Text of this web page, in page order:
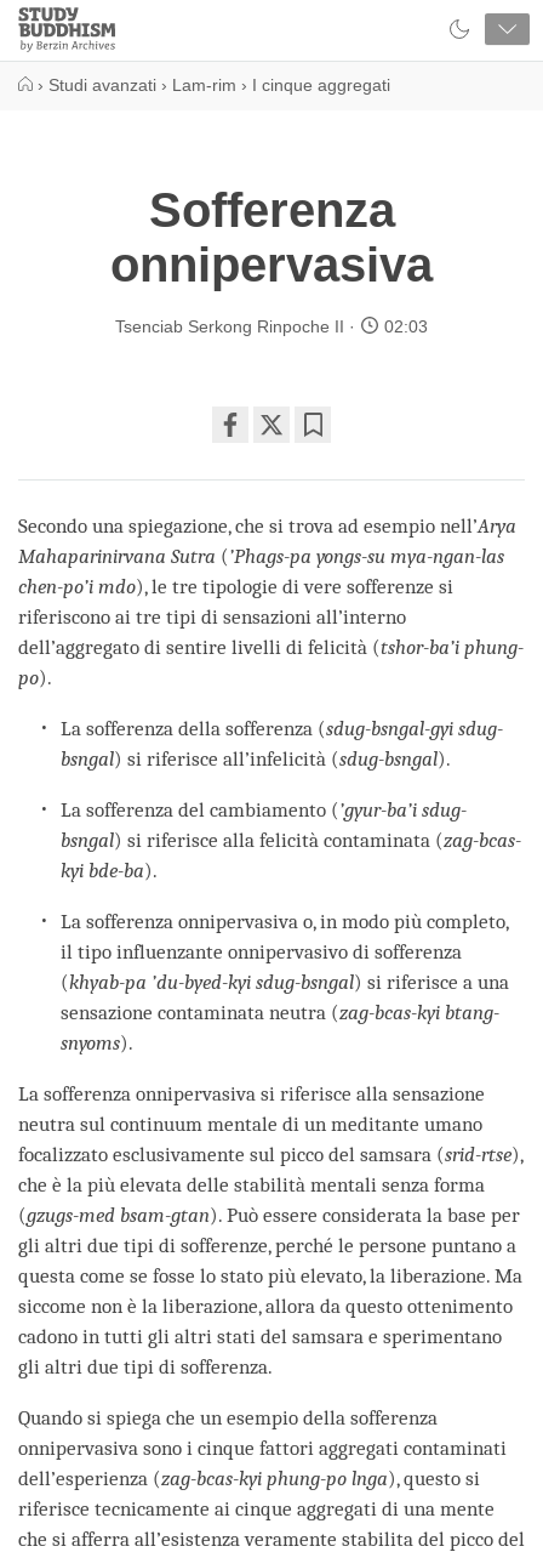
Close
Study
Buddhism
› Studi avanzati › Lam-rim › I cinque aggregati
Sofferenza
onnipervasiva
Tsenciab Serkong Rinpoche II 02:03
on
facebook
Secondo una spiegazione, che si trova ad esempio nell’Arya
Mahaparinirvana Sutra (’Phags-pa yongs-su mya-ngan-las
chen-po’i mdo), le tre tipologie di vere sofferenze si
riferiscono ai tre tipi di sensazioni all’interno
dell’aggregato di sentire livelli di felicità (tshor-ba’i phung-
po).
La sofferenza della sofferenza (sdug-bsngal-gyi sdug-
bsngal) si riferisce all’infelicità (sdug-bsngal).
La sofferenza del cambiamento (’gyur-ba’i sdug-
bsngal) si riferisce alla felicità contaminata (zag-bcas-
kyi bde-ba).
La sofferenza onnipervasiva o, in modo più completo,
il tipo influenzante onnipervasivo di sofferenza
(khyab-pa ’du-byed-kyi sdug-bsngal) si riferisce a una
sensazione contaminata neutra (zag-bcas-kyi btang-
snyoms).
La sofferenza onnipervasiva si riferisce alla sensazione
neutra sul continuum mentale di un meditante umano
focalizzato esclusivamente sul picco del samsara (srid-rtse),
che è la più elevata delle stabilità mentali senza forma
(gzugs-med bsam-gtan). Può essere considerata la base per
gli altri due tipi di sofferenze, perché le persone puntano a
questa come se fosse lo stato più elevato, la liberazione. Ma
siccome non è la liberazione, allora da questo ottenimento
cadono in tutti gli altri stati del samsara e sperimentano
gli altri due tipi di sofferenza.
Quando si spiega che un esempio della sofferenza
onnipervasiva sono i cinque fattori aggregati contaminati
dell’esperienza (zag-bcas-kyi phung-po lnga), questo si
riferisce tecnicamente ai cinque aggregati di una mente
che si afferra all’esistenza veramente stabilita del picco del